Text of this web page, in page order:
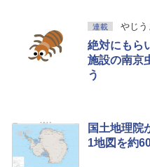
連載 やじう
絶対にもら
施設の南京
う
国土地理院
1地図を約